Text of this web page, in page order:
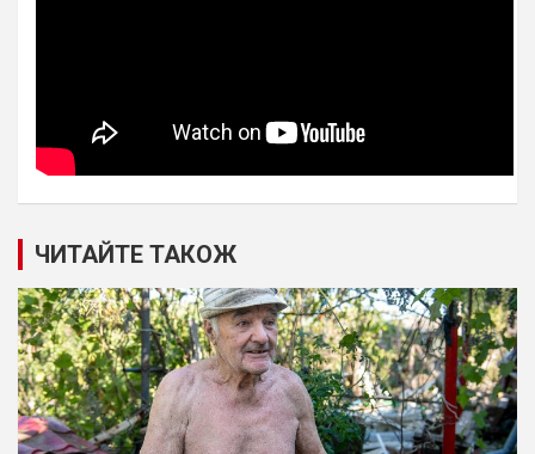
ЧИТАЙТЕ ТАКОЖ